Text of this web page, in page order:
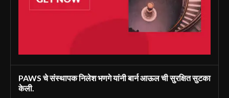
PAWS चे संस्थापक निलेश भणगे यांनी बार्न आऊल ची सुरक्षित सुटका
केली.